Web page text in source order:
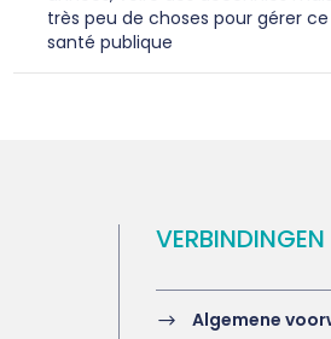
très peu de choses pour gérer
santé publique
VERBINDINGEN
Algemene